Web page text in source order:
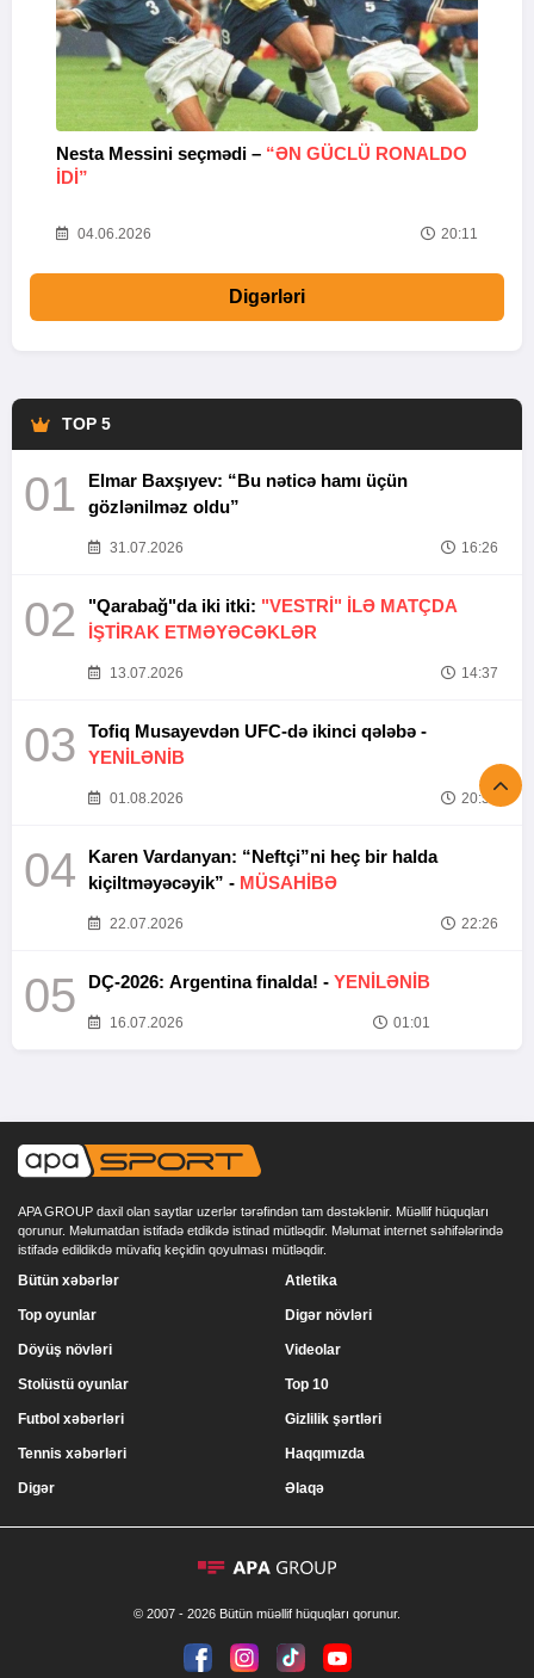
Nesta Messini seçmədi – “ƏN GÜCLÜ RONALDO
IDI”
04.06.2026 20:11
Digərləri
TOP 5
01
Elmar Baxşıyev: “Bu nəticə hamı üçün
gözlənilməz oldu”
31.07.2026 16:26
02 "Qarabağ"da iki itki: "VESTRİ" İLƏ MATÇDA
İŞTİRAK ETMƏYƏCƏKLƏR
13.07.2026 14:37
03
Tofiq Musayevdən UFC-də ikinci qələbə -
YENİLƏNİB
01.08.2026 20:52
04
Karen Vardanyan: “Neftçi”ni heç bir halda
kiçiltməyəcəyik” - MÜSAHİBƏ
22.07.2026 22:26
05 DÇ-2026: Argentina finalda! - YENİLƏNİB
16.07.2026 01:01
APA GROUP daxil olan saytlar uzerlər tərəfindən tam dəstəklənir. Müəllif hüquqları
qorunur. Məlumatdan istifadə etdikdə istinad mütləqdir. Məlumat internet səhifələrində
istifadə edildikdə müvafiq keçidin qoyulması mütləqdir.
Bütün xəbərlər
Top oyunlar
Döyüş növləri
Stolüstü oyunlar
Atletika
Digər növləri
Videolar
Top 10
Futbol xəbərləri
Tennis xəbərləri
Digər
Gizlilik şərtləri
Haqqımızda
Əlaqə
© 2007 - 2026 Bütün müəllif hüquqları qorunur.